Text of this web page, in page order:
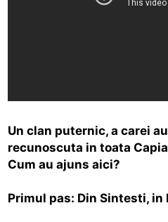
Un clan puternic, a carei
recunoscuta in toata
Cum au ajuns aici?
Primul pas: Din Sintesti, in